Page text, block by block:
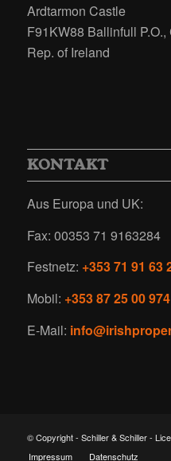
Ardtarmon Castle
F91KW88 Ballinfull
Rep. of Ireland
KONTAKT
Aus Europa und UK:
Fax: 00353 71 9163284
Festnetz: +353 71 91 63
Mobil: +353 87 25 00 974
E-Mail:
© Copyright - Schiller & Schiller -
Impressum
Datenschutz